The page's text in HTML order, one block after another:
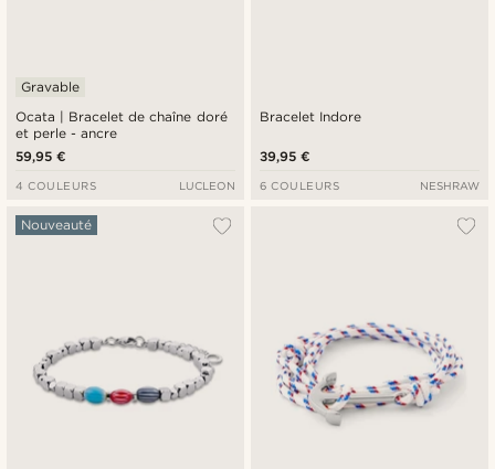
Ocata | Bracelet de chaîne doré
et perle - ancre
Gravable
59,95 €
4 COULEURS LUCLEON
Bracelet Indore
39,95 €
6 COULEURS NESHRAW
Nouveauté